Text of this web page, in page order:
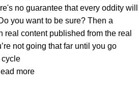
no guarantee that every oddity will
you want to be sure? Then a
real content published from the real
not going that far until you go
more